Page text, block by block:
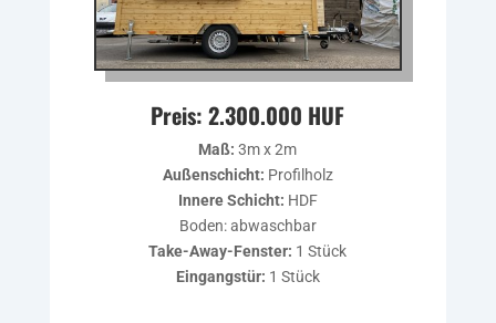
Preis: 2.300.000 HUF
Maß: 3m x 2m
Außenschicht: Profilholz
Innere Schicht: HDF
Boden: abwaschbar
Take-Away-Fenster: 1 Stück
Eingangstür: 1 Stück